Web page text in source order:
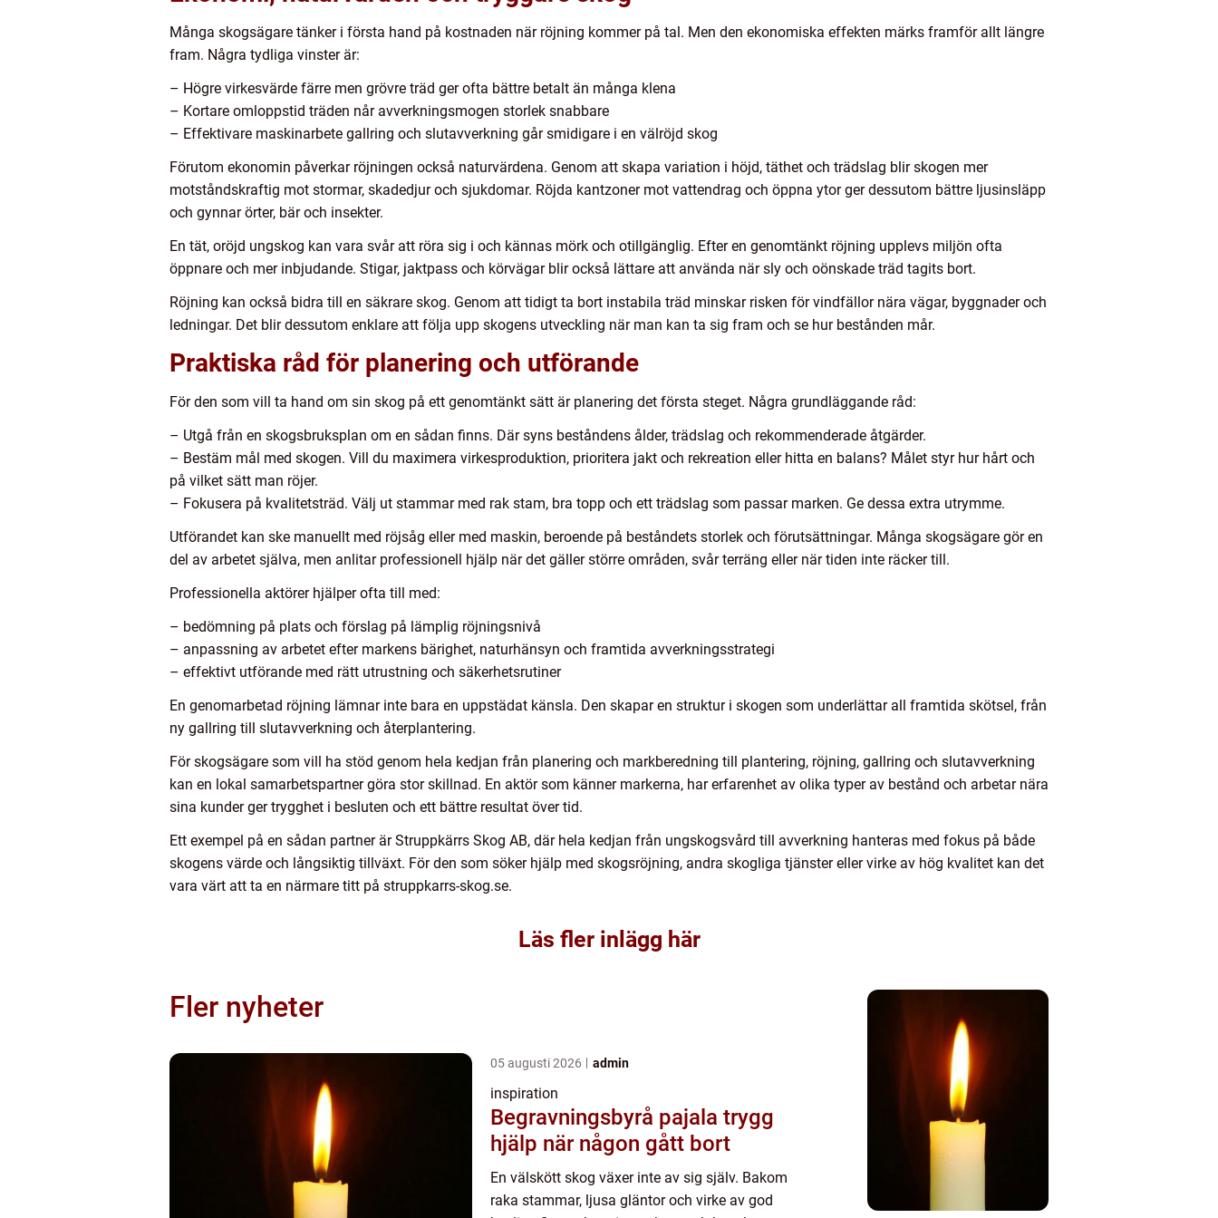
Många skogsägare tänker i första hand på kostnaden när röjning kommer på tal. Men den ekonomiska effekten märks framför allt längre
fram. Några tydliga vinster är:
– Högre virkesvärde färre men grövre träd ger ofta bättre betalt än många klena
– Kortare omloppstid träden når avverkningsmogen storlek snabbare
– Effektivare maskinarbete gallring och slutavverkning går smidigare i en välröjd skog
Förutom ekonomin påverkar röjningen också naturvärdena. Genom att skapa variation i höjd, täthet och trädslag blir skogen mer
motståndskraftig mot stormar, skadedjur och sjukdomar. Röjda kantzoner mot vattendrag och öppna ytor ger dessutom bättre ljusinsläpp
och gynnar örter, bär och insekter.
En tät, oröjd ungskog kan vara svår att röra sig i och kännas mörk och otillgänglig. Efter en genomtänkt röjning upplevs miljön ofta
öppnare och mer inbjudande. Stigar, jaktpass och körvägar blir också lättare att använda när sly och oönskade träd tagits bort.
Röjning kan också bidra till en säkrare skog. Genom att tidigt ta bort instabila träd minskar risken för vindfällor nära vägar, byggnader och
ledningar. Det blir dessutom enklare att följa upp skogens utveckling när man kan ta sig fram och se hur bestånden mår.
Praktiska råd för planering och utförande
För den som vill ta hand om sin skog på ett genomtänkt sätt är planering det första steget. Några grundläggande råd:
– Utgå från en skogsbruksplan om en sådan finns. Där syns beståndens ålder, trädslag och rekommenderade åtgärder.
– Bestäm mål med skogen. Vill du maximera virkesproduktion, prioritera jakt och rekreation eller hitta en balans? Målet styr hur hårt och
på vilket sätt man röjer.
– Fokusera på kvalitetsträd. Välj ut stammar med rak stam, bra topp och ett trädslag som passar marken. Ge dessa extra utrymme.
Utförandet kan ske manuellt med röjsåg eller med maskin, beroende på beståndets storlek och förutsättningar. Många skogsägare gör en
del av arbetet själva, men anlitar professionell hjälp när det gäller större områden, svår terräng eller när tiden inte räcker till.
Professionella aktörer hjälper ofta till med:
– bedömning på plats och förslag på lämplig röjningsnivå
– anpassning av arbetet efter markens bärighet, naturhänsyn och framtida avverkningsstrategi
– effektivt utförande med rätt utrustning och säkerhetsrutiner
En genomarbetad röjning lämnar inte bara en uppstädat känsla. Den skapar en struktur i skogen som underlättar all framtida skötsel, från
ny gallring till slutavverkning och återplantering.
För skogsägare som vill ha stöd genom hela kedjan från planering och markberedning till plantering, röjning, gallring och slutavverkning
kan en lokal samarbetspartner göra stor skillnad. En aktör som känner markerna, har erfarenhet av olika typer av bestånd och arbetar nära
sina kunder ger trygghet i besluten och ett bättre resultat över tid.
Ett exempel på en sådan partner är Struppkärrs Skog AB, där hela kedjan från ungskogsvård till avverkning hanteras med fokus på både
skogens värde och långsiktig tillväxt. För den som söker hjälp med skogsröjning, andra skogliga tjänster eller virke av hög kvalitet kan det
vara värt att ta en närmare titt på struppkarrs-skog.se.
Läs fler inlägg här
Fler nyheter
05 augusti 2026 admin
inspiration
Begravningsbyrå pajala trygg
hjälp när någon gått bort
En välskött skog växer inte av sig själv. Bakom
raka stammar, ljusa gläntor och virke av god